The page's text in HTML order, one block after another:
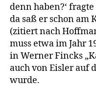
denn haben?‘
da saß er schon am
(zitiert nach
muss etwa im Jahr
in Werner Fincks
auch von Eisler auf
wurde.